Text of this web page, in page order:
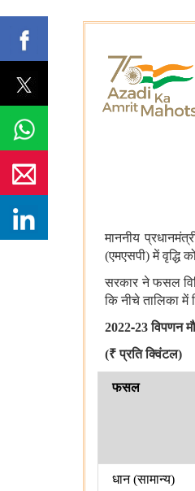
माननीय
(एमएसपी) में वृद्धि
सरकार ने फसल
कि नीचे तालिका में
2022-23 विपणन
(₹ प्रति क्विंटल)
फसल
धान(सामान्‍य)